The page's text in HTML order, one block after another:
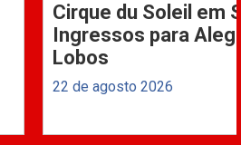
Cirque du Soleil em
Ingressos para
Lobos
22 de agosto 2026